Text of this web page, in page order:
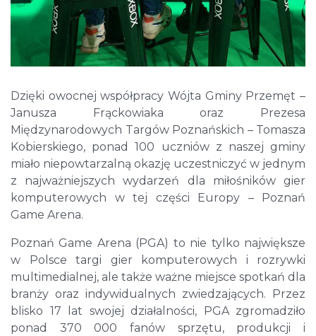
Dzięki owocnej współpracy Wójta Gminy Przemęt –
Janusza Frąckowiaka oraz Prezesa
Międzynarodowych Targów Poznańskich – Tomasza
Kobierskiego, ponad 100 uczniów z naszej gminy
miało niepowtarzalną okazję uczestniczyć w jednym
z najważniejszych wydarzeń dla miłośników gier
komputerowych w tej części Europy – Poznań
Game Arena.
Poznań Game Arena (PGA) to nie tylko największe
w Polsce targi gier komputerowych i rozrywki
multimedialnej, ale także ważne miejsce spotkań dla
branży oraz indywidualnych zwiedzających. Przez
blisko 17 lat swojej działalności, PGA zgromadziło
ponad 370 000 fanów sprzętu, produkcji i